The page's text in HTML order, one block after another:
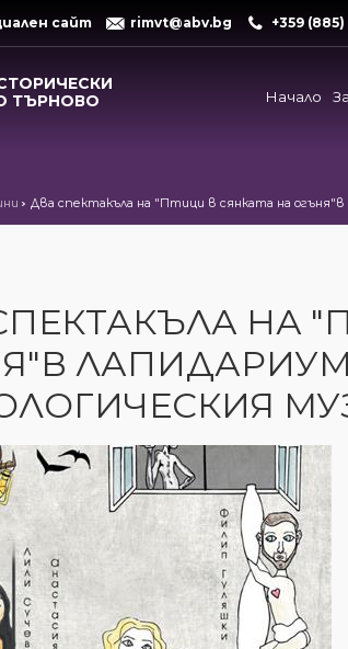
сайт rimvt@abv.bg +359
ТЪРНОВО
Начало
Два спектакъла на "Птици в сянката на огъня"в
НА